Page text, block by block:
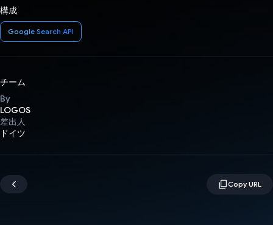
構成
Google Search API
チーム
By
LOGOS
差出人
ドイツ